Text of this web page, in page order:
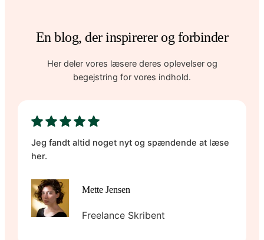
En blog, der inspirerer og forbinder
Her deler vores læsere deres oplevelser og
begejstring for vores indhold.
Jeg fandt altid noget nyt og spændende at læse
her.
Mette Jensen
Freelance Skribent